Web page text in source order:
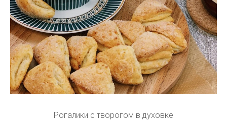
Рогалики с творогом в духовке